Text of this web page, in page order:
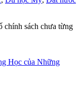
sách chưa từng